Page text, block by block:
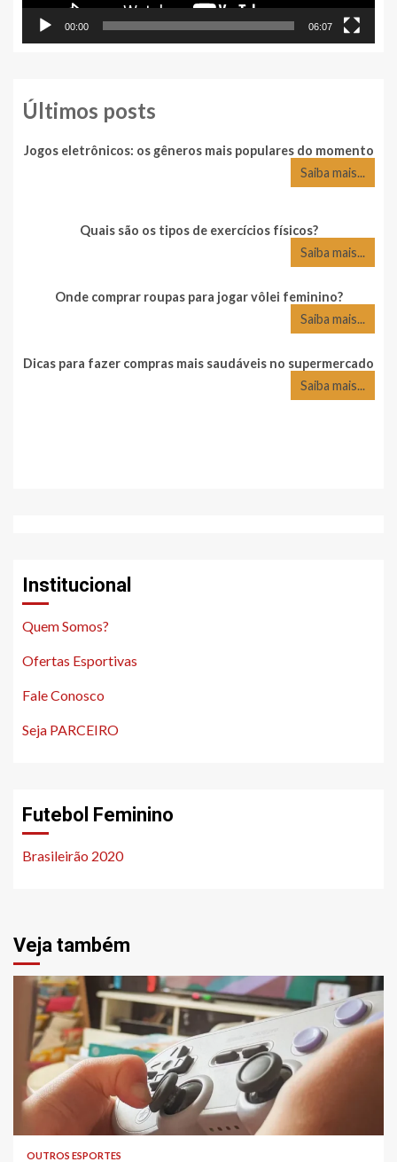
00:00 06:07
Últimos posts
Jogos eletrônicos: os gêneros mais populares do momento
Saiba mais...
Quais são os tipos de exercícios físicos?
Saiba mais...
Onde comprar roupas para jogar vôlei feminino?
Saiba mais...
Dicas para fazer compras mais saudáveis no supermercado
Saiba mais...
Institucional
Quem Somos?
Ofertas Esportivas
Fale Conosco
Seja PARCEIRO
Futebol Feminino
Brasileirão 2020
Veja também
OUTROS ESPORTES